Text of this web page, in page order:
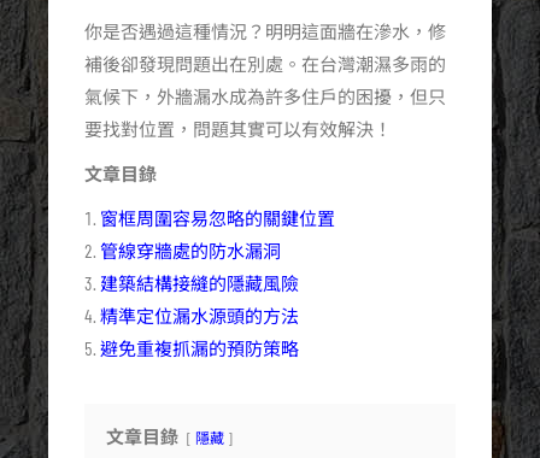
你是否遇過這種情況？明明這面牆在滲水，修
補後卻發現問題出在別處。在台灣潮濕多雨的
氣候下，外牆漏水成為許多住戶的困擾，但只
要找對位置，問題其實可以有效解決！
文章目錄
窗框周圍容易忽略的關鍵位置
管線穿牆處的防水漏洞
建築結構接縫的隱藏風險
精準定位漏水源頭的方法
避免重複抓漏的預防策略
文章目錄 隱藏